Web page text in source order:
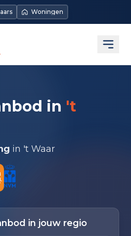
Woningen
in 't
in 't Waar
in jouw regio